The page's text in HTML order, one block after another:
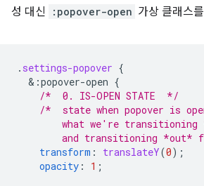
성 대신
:popover-open 가상 클래스
. settings-popover {
& :popover-open {
/*  0. IS-OPEN STATE  */
/*  state when popover is
what we're transitioning
and transitioning *out*
transform : translateY(0);
opacity : 1 ;